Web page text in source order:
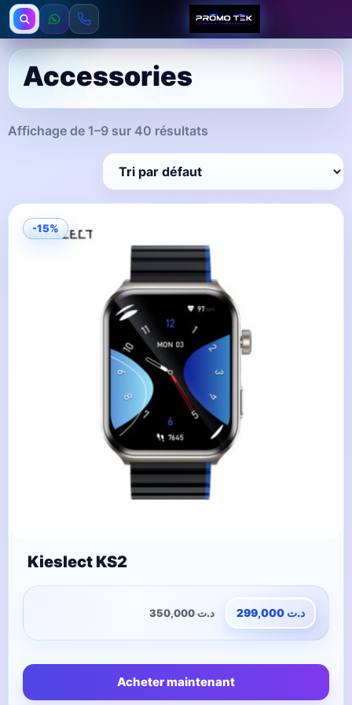
Accessories
Affichage de 1–9 sur 40 résultats
-15%
Kieslect KS2
د.ت350,000 د.ت
Acheter maintenant